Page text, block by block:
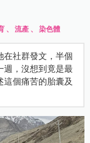
、流產 、染色體
在社群發文，半個
週，沒想到竟是最
個痛苦的胎囊及